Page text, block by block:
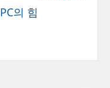
의 힘